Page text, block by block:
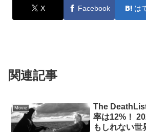
X Facebook は
関連記事
Movie
The
率は12%！
もしれない世